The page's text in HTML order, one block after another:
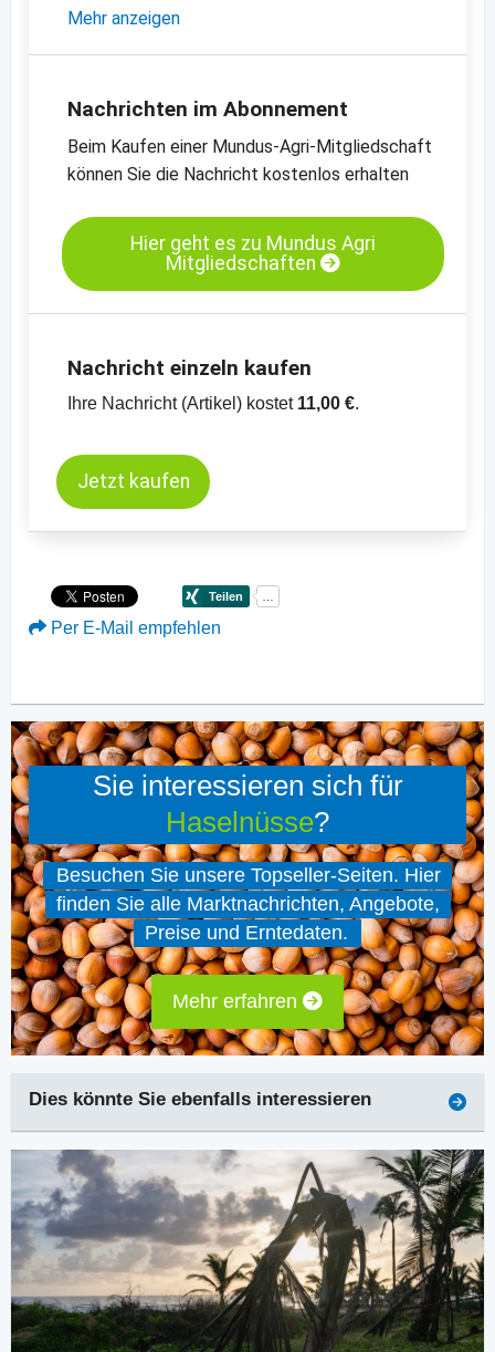
mm
Mehr anzeigen
Nachrichten im Abonnement
Beim Kaufen einer Mundus-Agri-Mitgliedschaft
können Sie die Nachricht kostenlos erhalten
Hier geht es zu Mundus Agri
Mitgliedschaften
Nachricht einzeln kaufen
Ihre Nachricht (Artikel) kostet 11,00 €.
Jetzt kaufen
Per E-Mail empfehlen
Sie interessieren sich für
Haselnüsse?
Besuchen Sie unsere Topseller-Seiten. Hier
finden Sie alle Marktnachrichten, Angebote,
Preise und Erntedaten.
Mehr erfahren
Dies könnte Sie ebenfalls interessieren